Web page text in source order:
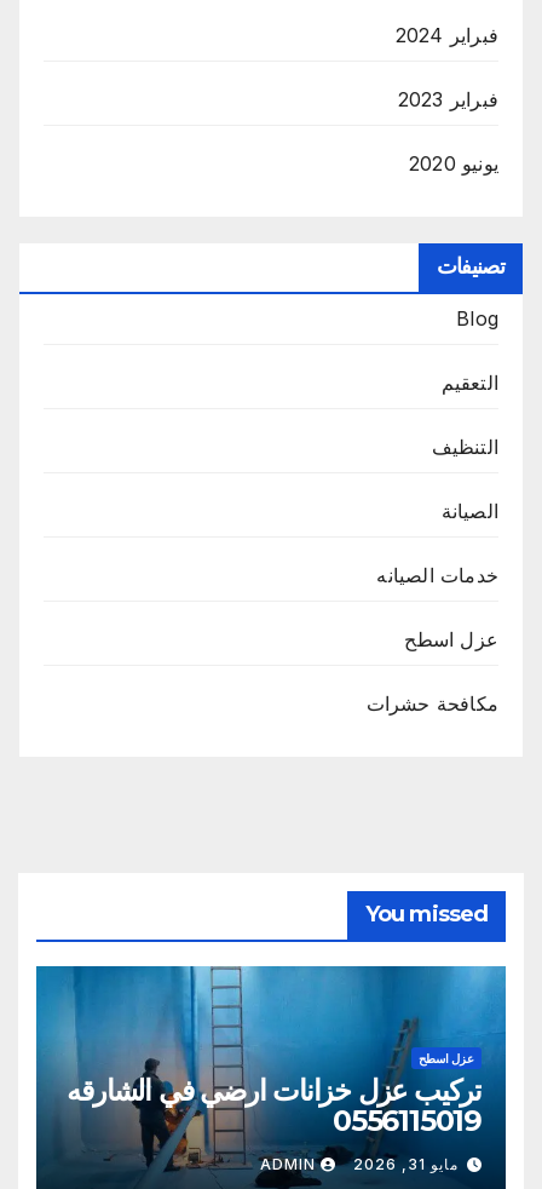
فبراير 2024
فبراير 2023
يونيو 2020
تصنيفات
Blog
التعقيم
التنظيف
الصيانة
خدمات الصيانه
عزل اسطح
مكافحة حشرات
You missed
عزل اسطح
تركيب عزل خزانات ارضي في الشارقه
0556115019
مايو 31, 2026 ADMIN